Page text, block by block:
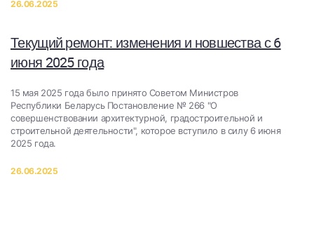
26.06.2025
Текущий ремонт: изменения и новшества с 6
июня 2025 года
15 мая 2025 года было принято Советом Министров
Республики Беларусь Постановление № 266 "О
совершенствовании архитектурной, градостроительной и
строительной деятельности", которое вступило в силу 6 июня
2025 года.
26.06.2025